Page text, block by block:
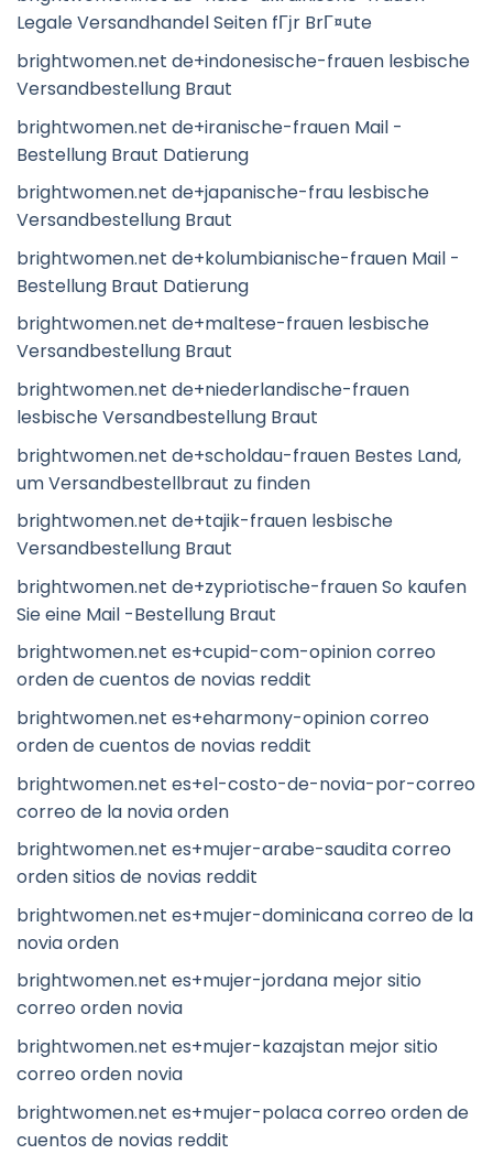
Legale Versandhandel Seiten fГјr BrГ¤ute
brightwomen.net de+indonesische-frauen lesbische
Versandbestellung Braut
brightwomen.net de+iranische-frauen Mail -
Bestellung Braut Datierung
brightwomen.net de+japanische-frau lesbische
Versandbestellung Braut
brightwomen.net de+kolumbianische-frauen Mail -
Bestellung Braut Datierung
brightwomen.net de+maltese-frauen lesbische
Versandbestellung Braut
brightwomen.net de+niederlandische-frauen
lesbische Versandbestellung Braut
brightwomen.net de+scholdau-frauen Bestes Land,
um Versandbestellbraut zu finden
brightwomen.net de+tajik-frauen lesbische
Versandbestellung Braut
brightwomen.net de+zypriotische-frauen So kaufen
Sie eine Mail -Bestellung Braut
brightwomen.net es+cupid-com-opinion correo
orden de cuentos de novias reddit
brightwomen.net es+eharmony-opinion correo
orden de cuentos de novias reddit
brightwomen.net es+el-costo-de-novia-por-correo
correo de la novia orden
brightwomen.net es+mujer-arabe-saudita correo
orden sitios de novias reddit
brightwomen.net es+mujer-dominicana correo de la
novia orden
brightwomen.net es+mujer-jordana mejor sitio
correo orden novia
brightwomen.net es+mujer-kazajstan mejor sitio
correo orden novia
brightwomen.net es+mujer-polaca correo orden de
cuentos de novias reddit